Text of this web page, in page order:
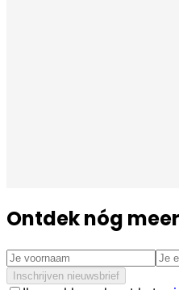
Ontdek nóg
Inschrijven nieuwsbrief